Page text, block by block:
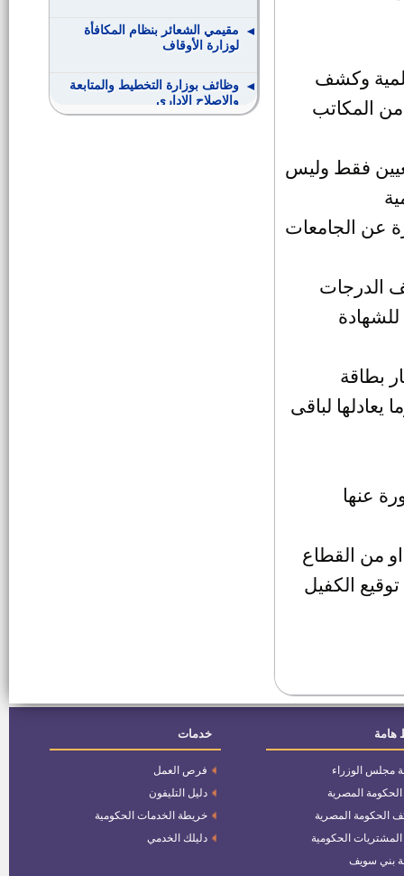
وكشف
المكاتب
فقط وليس
عن الجامعات
الدرجات
بطاقة
يعادلها لباقى
عنها
او من القطاع
الكفيل
مقيمي الشعائر بنظام المكافأة
لوزارة الأوقاف
وظائف بوزارة التخطيط والمتابعة
والإصلاح الإداري
وظائف بمجلس الدولة
وظائف وزارة الصحة والسكان
هامة
مجلس الوزراء
الحكومة المصرية
الحكومة المصرية
المشتريات الحكومية
بني سويف
خدمات
فرص العمل
دليل التليفون
خريطة الخدمات الحكومية
دليلك الخدمي